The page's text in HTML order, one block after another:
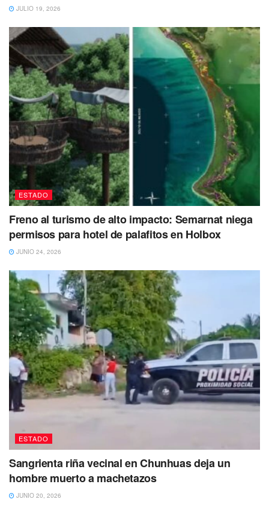
Tags: aumento de precio Gas LP Quintana Roo
JULIO 19, 2026
ESTADO
Freno al turismo de alto impacto: Semarnat niega
permisos para hotel de palafitos en Holbox
JUNIO 24, 2026
ESTADO
Sangrienta riña vecinal en Chunhuas deja un
hombre muerto a machetazos
JUNIO 20, 2026